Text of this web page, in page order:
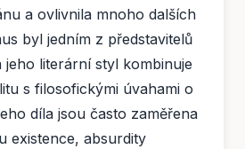
a ovlivnila mnoho dalších
byl jedním z představitelů
jeho literární styl kombinuje
s filosofickými úvahami o
díla jsou často zaměřena
existence, absurdity